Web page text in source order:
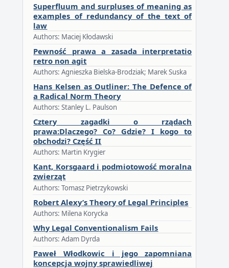
Superfluum and surpluses of meaning as
examples of redundancy of the text of
law
Authors: Maciej Kłodawski
Pewność prawa a zasada interpretatio
retro non agit
Authors: Agnieszka Bielska-Brodziak; Marek Suska
Hans Kelsen as Outliner: The Defence of
a Radical Norm Theory
Authors: Stanley L. Paulson
Cztery zagadki o rządach
prawa:Dlaczego? Co? Gdzie? I kogo to
obchodzi? Część II
Authors: Martin Krygier
Kant, Korsgaard i podmiotowość moralna
zwierząt
Authors: Tomasz Pietrzykowski
Robert Alexy’s Theory of Legal Principles
Authors: Milena Korycka
Why Legal Conventionalism Fails
Authors: Adam Dyrda
Paweł Włodkowic i jego zapomniana
koncepcja wojny sprawiedliwej